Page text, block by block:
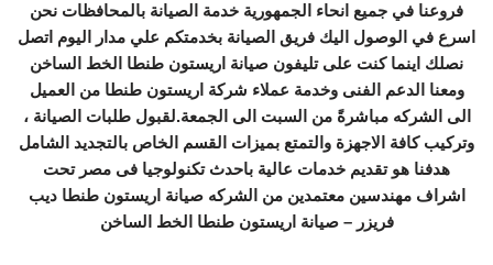
فروعنا في جميع انحاء الجمهورية خدمة الصيانة بالمحافظات نحن
اسرع في الوصول اليك فريق الصيانة بخدمتكم علي مدار اليوم اتصل
نصلك اينما كنت على تليفون صيانة اريستون طنطا الخط الساخن
ومعنا الدعم الفنى وخدمة عملاء شركة اريستون طنطا من العميل
الى الشركه مباشرةً من السبت الى الجمعة.لقبول طلبات الصيانة ،
وتركيب كافة الاجهزة والتمتع بميزات القسم الخاص بالتجديد الشامل
هدفنا هو تقديم خدمات عالية باحدث تكنولوجيا فى مصر تحت
اشراف مهندسين معتمدين من الشركه صيانة اريستون طنطا ديب
فريزر – صيانة اريستون طنطا الخط الساخن